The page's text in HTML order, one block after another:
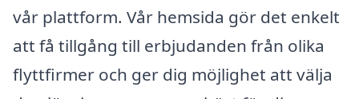
vår plattform. Vår hemsida gör det enkelt
att få tillgång till erbjudanden från olika
flyttfirmer och ger dig möjlighet att välja